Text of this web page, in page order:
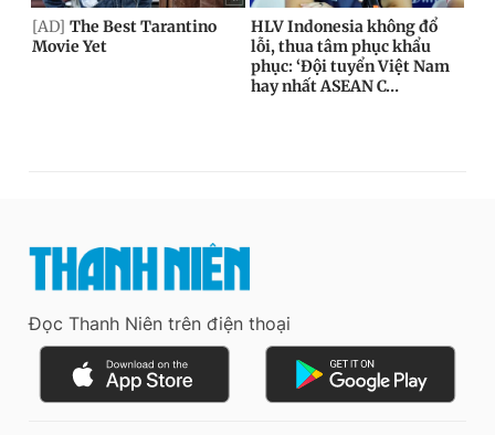
Đọc Thanh Niên trên điện thoại